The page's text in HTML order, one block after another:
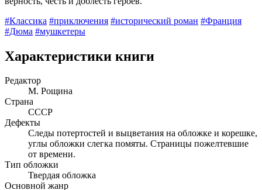
#Классика #приключения #исторический роман #Франция
#Дюма #мушкетеры
Характеристики книги
Редактор
М. Рощина
Страна
СССР
Дефекты
Следы потертостей и выцветания на обложке и корешке,
углы обложки слегка помяты. Страницы пожелтевшие
от времени.
Тип обложки
Твердая обложка
Основной жанр